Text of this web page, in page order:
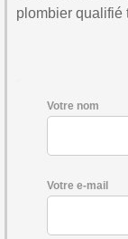
plombier qualifié
Votre nom
Votre e-mail